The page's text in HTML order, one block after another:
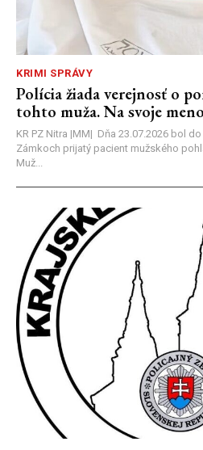
KRIMI SPRÁVY
Polícia žiada verejnosť o
tohto muža. Na svoje
KR PZ Nitra |MM| Dňa 23.07.2026 bol
Zámkoch prijatý pacient mužského
Muž...